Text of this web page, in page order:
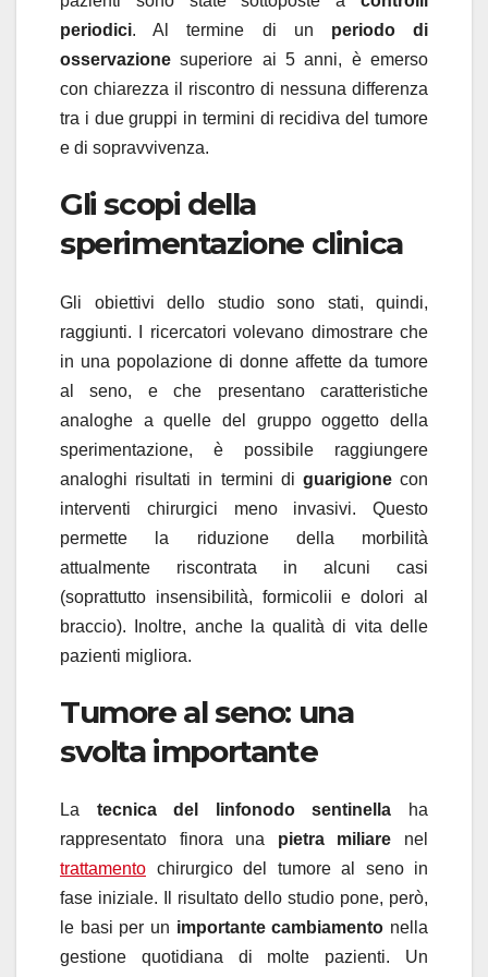
periodici. Al termine di un periodo di
osservazionesuperiore ai 5 anni, è emerso
con chiarezza il riscontro di nessuna differenza
tra i due gruppi in termini di recidiva del tumore
e di sopravvivenza.
Gli scopi della
sperimentazione clinica
Gli obiettivi dello studio sono stati, quindi,
raggiunti. I ricercatori volevano dimostrare che
in una popolazione di donne affette da tumore
al seno, e che presentano caratteristiche
analoghe a quelle del gruppo oggetto della
sperimentazione, è possibile raggiungere
analoghi risultati in termini di guarigionecon
interventi chirurgici meno invasivi. Questo
permette la riduzione della morbilità
attualmente riscontrata in alcuni casi
(soprattutto insensibilità, formicolii e dolori al
braccio). Inoltre, anche la qualità di vita delle
pazienti migliora.
Tumore al seno: una
svolta importante
La tecnica del linfonodo sentinella
ha
rappresentato finora una pietra miliare nel
trattamento chirurgico del tumore al seno in
fase iniziale. Il risultato dello studio pone, però,
le basi per un importante cambiamento nella
gestione quotidiana di molte pazienti. Un